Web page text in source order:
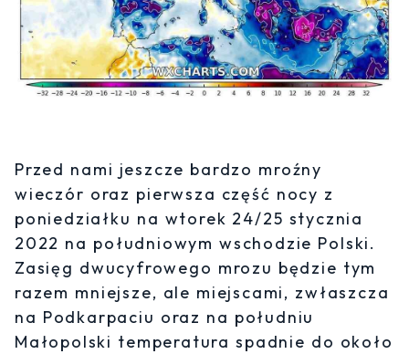
Przed nami jeszcze bardzo mroźny
wieczór oraz pierwsza część nocy z
poniedziałku na wtorek 24/25 stycznia
2022 na południowym wschodzie Polski.
Zasięg dwucyfrowego mrozu będzie tym
razem mniejsze, ale miejscami, zwłaszcza
na Podkarpaciu oraz na południu
Małopolski temperatura spadnie do około